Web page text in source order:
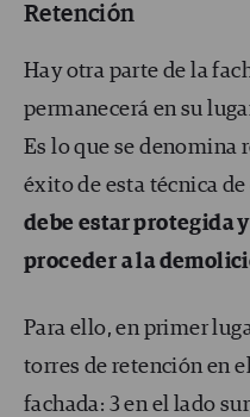
Retención
Hay otra parte de la
permanecerá en su
Es lo que se denomina
éxito de esta técnica
debe estar protegida
proceder a la
Para ello, en primer
torres de retención en
fachada: 3 en el lado